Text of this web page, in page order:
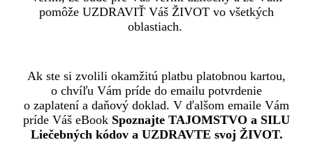
pomôže UZDRAVIŤ Váš ŽIVOT vo všetkých
oblastiach.
Ak ste si zvolili okamžitú platbu platobnou kartou,
o chvíľu Vám príde do emailu potvrdenie
o zaplatení a daňový doklad. V ďalšom emaile Vám
príde Váš eBook Spoznajte TAJOMSTVO a SILU
Liečebných kódov a UZDRAVTE svoj ŽIVOT.